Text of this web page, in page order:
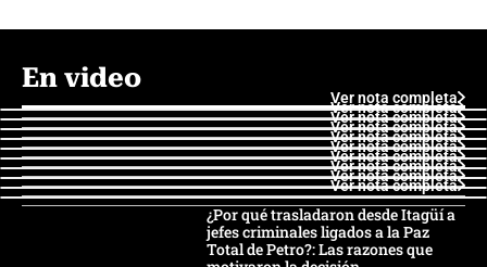
En video
Ver nota completa
Ver nota completa
Ver nota completa
Ver nota completa
Ver nota completa
Ver nota completa
Ver nota completa
Ver nota completa
Ver nota completa
Ver nota completa
¿Por qué trasladaron desde Itagüí a
jefes criminales ligados a la Paz
Total de Petro?: Las razones que